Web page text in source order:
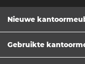
Nieuwe
Gebruikte